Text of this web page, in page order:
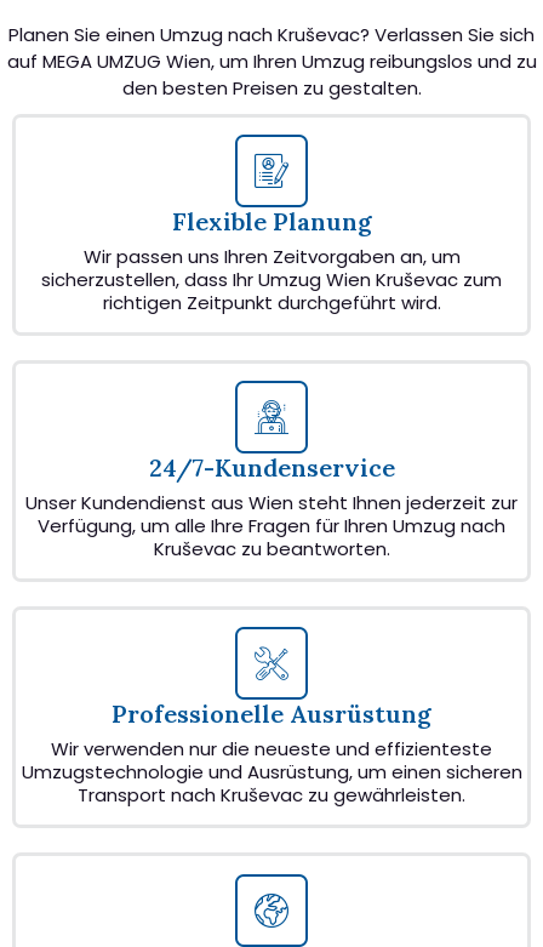
Planen Sie einen Umzug nach Kruševac? Verlassen Sie sich
auf MEGA UMZUG Wien, um Ihren Umzug reibungslos und zu
den besten Preisen zu gestalten.
Flexible Planung
Wir passen uns Ihren Zeitvorgaben an, um
sicherzustellen, dass Ihr Umzug Wien Kruševac zum
richtigen Zeitpunkt durchgeführt wird.
24/7-Kundenservice
Unser Kundendienst aus Wien steht Ihnen jederzeit zur
Verfügung, um alle Ihre Fragen für Ihren Umzug nach
Kruševac zu beantworten.
Professionelle Ausrüstung
Wir verwenden nur die neueste und effizienteste
Umzugstechnologie und Ausrüstung, um einen sicheren
Transport nach Kruševac zu gewährleisten.